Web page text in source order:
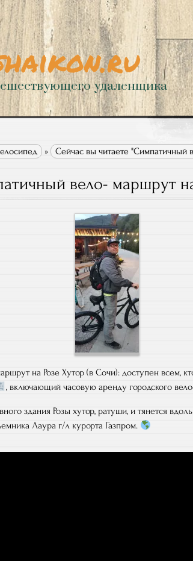
удаленщика
» Сейчас вы читаете "Симпатичный
вело- маршрут
на Розе Хутор (в Сочи): доступен всем,
, включающий часовую аренду городского
здания Розы хутор, ратуши, и тянется
Лаура г/л курорта Газпром.